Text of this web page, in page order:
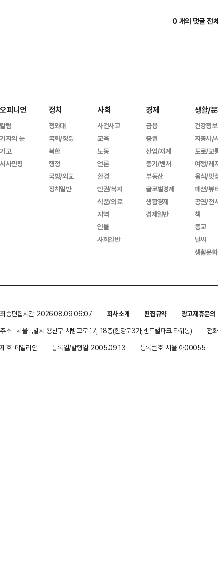
0 개의 댓글 전
오피니언
칼럼
기자의 눈
기고
시사만평
정치
청와대
국회/정당
북한
행정
국방/외교
정치일반
사회
사건사고
교육
노동
언론
환경
인권/복지
식품/의료
지역
인물
사회일반
경제
금융
증권
산업/재계
중기/벤처
부동산
글로벌경제
생활경제
경제일반
생활/
건강정보
자동차/
도로/교
여행/레
음식/맛
패션/뷰
공연/전
책
종교
날씨
생활문
최종편집시간: 2026.08.09 06:07 회사소개 편집규약
광고제휴문의
주소 : 서울특별시 용산구 서빙고로 17, 18층(한강로3가,센트럴파크 타워동)
전
제호: 데일리안
등록일/발행일: 2005.09.13 등록번호: 서울 아00055